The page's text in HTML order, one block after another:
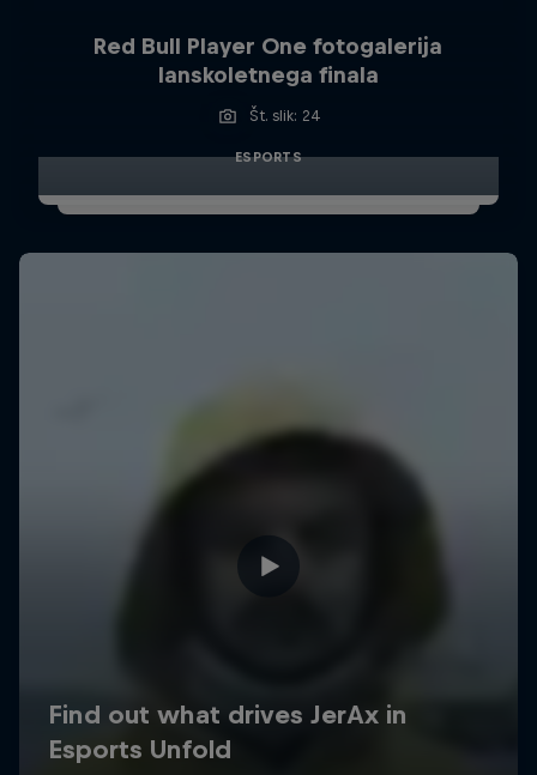
Red Bull Player One fotogalerija
lanskoletnega finala
Št. slik: 24
ESPORTS